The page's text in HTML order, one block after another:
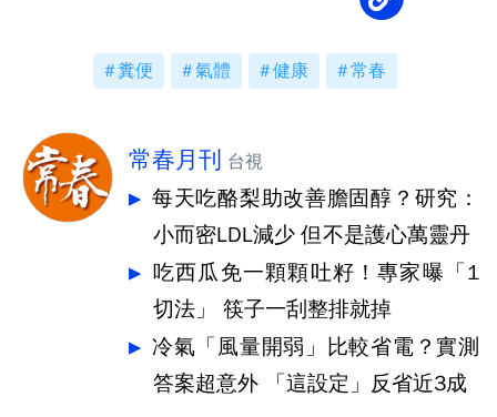
糞便 氣體 健康 常春
常春月刊 台視
每天吃酪梨助改善膽固醇？研究：
小而密LDL減少 但不是護心萬靈丹
吃西瓜免一顆顆吐籽！專家曝「1
切法」 筷子一刮整排就掉
冷氣「風量開弱」比較省電？實測
答案超意外 「這設定」反省近3成